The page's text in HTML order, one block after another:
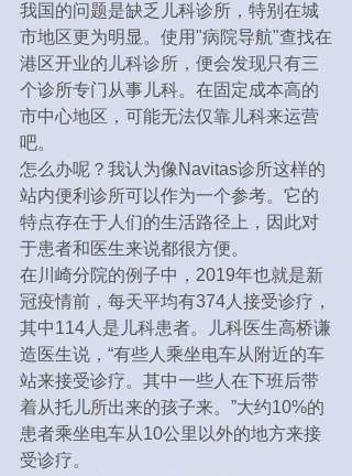
我国的问题是缺乏儿科诊所，特别在城
市地区更为明显。使用"病院导航"查找在
港区开业的儿科诊所，便会发现只有三
个诊所专门从事儿科。在固定成本高的
市中心地区，可能无法仅靠儿科来运营
吧。
怎么办呢？我认为像Navitas诊所这样的
站内便利诊所可以作为一个参考。它的
特点存在于人们的生活路径上，因此对
于患者和医生来说都很方便。
在川崎分院的例子中，2019年也就是新
冠疫情前，每天平均有374人接受诊疗，
其中114人是儿科患者。儿科医生高桥谦
造医生说，“有些人乘坐电车从附近的车
站来接受诊疗。其中一些人在下班后带
着从托儿所出来的孩子来。”大约10%的
患者乘坐电车从10公里以外的地方来接
受诊疗。